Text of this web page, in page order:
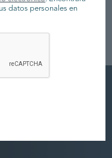
datos personales en